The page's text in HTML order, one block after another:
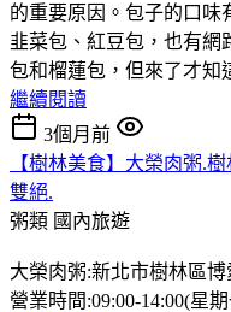
的重要原因。包子的口味
韭菜包、紅豆包，也有網
包和榴蓮包，但來了才知
繼續閱讀
3個月前
【樹林美食】大榮肉粥.
雙絕.
粥類 國內旅遊
大榮肉粥:新北市樹林區博
營業時間:09:00-14:00(星